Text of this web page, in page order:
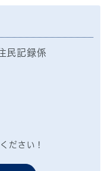
民記録係
ださい！